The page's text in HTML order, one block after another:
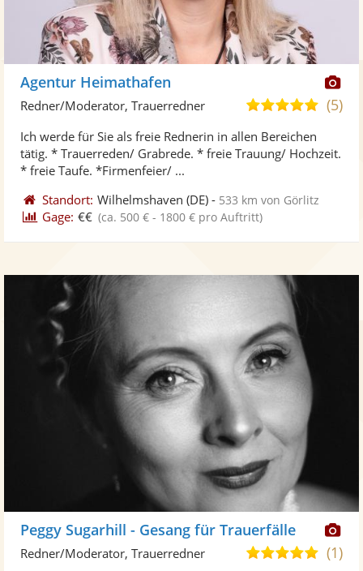
Agentur Heimathafen
5,0(5)
Redner/Moderator, Trauerredner
Ich werde für Sie als freie Rednerin in allen Bereichen
tätig. * Trauerreden/ Grabrede. * freie Trauung/ Hochzeit.
* freie Taufe. *Firmenfeier/ ...
Standort: Wilhelmshaven (DE) - 533 km von Görlitz
Gage: €€ (ca. 500 € - 1800 € pro Auftritt)
Peggy Sugarhill - Gesang für Trauerfälle
5,0(1)
Redner/Moderator, Trauerredner